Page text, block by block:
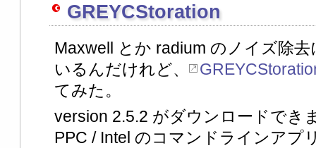
GREYCStoration
Maxwell とか radium のノイズ除
いるんだけれど、
てみた。
version 2.5.2 がダウンロードでき
PPC / Intel のコマンドラインアプ